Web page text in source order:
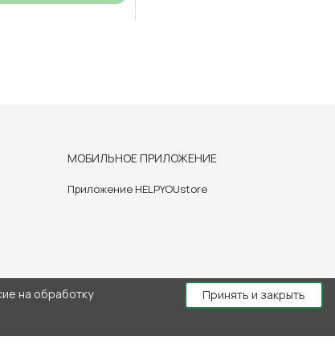
МОБИЛЬНОЕ ПРИЛОЖЕНИЕ
Приложение HELPYOUstore
на обработку
Принять и закрыть